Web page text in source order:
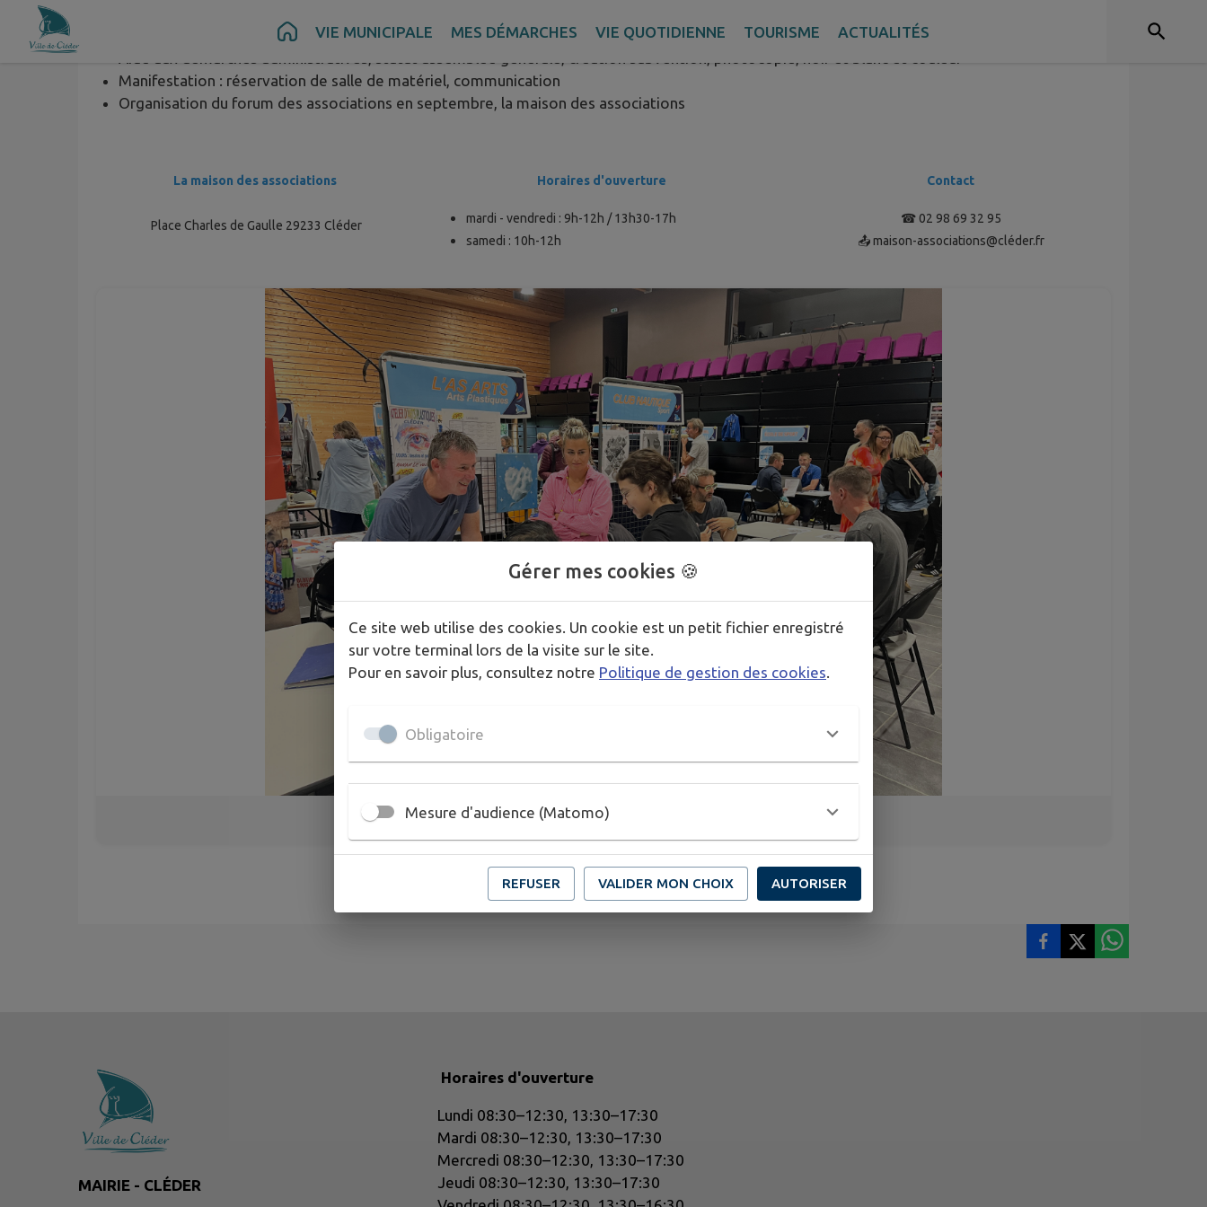
Contenu Pied de pageVIE MUNICIPALE MES DÉMARCHES VIE QUOTIDIENNE TOURISME ACTUALITÉS
La maison des associations propose les services suivants :
Manifestation : réservation de salle de matériel, communication
Organisation du forum des associations en septembre, la maison des associations
La maison des associations
Place Charles de Gaulle 29233 Cléder
Horaires d'ouverture
mardi - vendredi : 9h-12h / 13h30-17h
samedi : 10h-12h
Contact
☎ 02 98 69 32 95
📤 maison-associations@cléder.fr
1/
MAIRIE - CLÉDER
Horaires d'ouverture
Lundi 08:30–12:30, 13:30–17:30
Mardi 08:30–12:30, 13:30–17:30
Mercredi 08:30–12:30, 13:30–17:30
Jeudi 08:30–12:30, 13:30–17:30
Gérer mes cookies 🍪
Ce site web utilise des cookies. Un cookie est un petit fichier enregistré
sur votre terminal lors de la visite sur le site.
Pour en savoir plus, consultez notre Politique de gestion des cookies.
Obligatoire
Mesure d'audience (Matomo)
REFUSER VALIDER MON CHOIX AUTORISER